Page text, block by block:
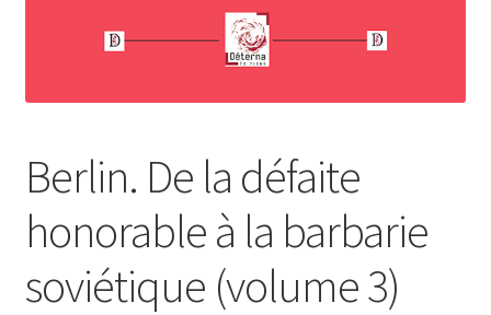
Qui sommes-nous ?
Suivi de la Commande
Berlin. De la défaite
honorable à la barbarie
soviétique (volume 3)